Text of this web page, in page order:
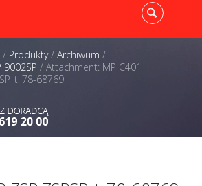
/ Produkty/ Archiwum /
9002SP / Attachment: MP C401
68769